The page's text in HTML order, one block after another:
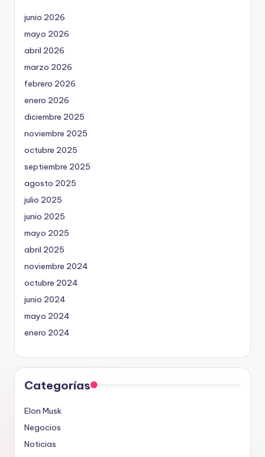
junio 2026
mayo 2026
abril 2026
marzo 2026
febrero 2026
enero 2026
diciembre 2025
noviembre 2025
octubre 2025
septiembre 2025
agosto 2025
julio 2025
junio 2025
mayo 2025
abril 2025
noviembre 2024
octubre 2024
junio 2024
mayo 2024
enero 2024
Categorías
Elon Musk
Negocios
Noticias